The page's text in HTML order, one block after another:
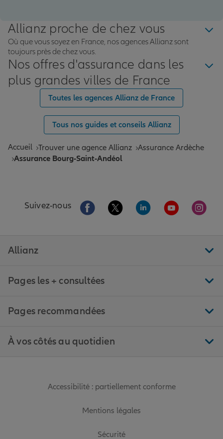
Allianz proche de chez vous
Où que vous soyez en France, nos agences Allianz sont
toujours près de chez vous.
Nos offres d'assurance dans les
plus grandes villes de France
Toutes les agences Allianz de France
Tous nos guides et conseils Allianz
Accueil Trouver une agence Allianz Assurance Ardèche
Assurance Bourg-Saint-Andéol
Suivez-nous Aller sur la page Facebook de Allianz
Aller sur la page Twitter de
Aller sur la page
Aller sur la
Aller
Allianz
Pages les + consultées
Pages recommandées
À vos côtés au quotidien
Accessibilité : partiellement conforme
Mentions légales
Sécurité